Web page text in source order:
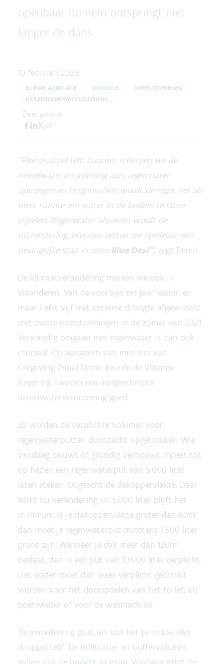
openbaar domein ontspringt niet
langer de dans.
10 februari 2023
KLIMAATADAPTATIE DROOGTE
OVERSTROMINGEN
RIOLERING EN WATERZUIVERING
Deel online
"Elke druppel telt. Daarom scherpen we de
hemelwaterverordening aan: regenwater
opvangen en hergebruiken wordt de regel, net als
meer ruimte om water in de bodem te laten
sijpelen. Regenwater afvoeren wordt de
uitzondering. Hiermee zetten we opnieuw een
belangrijke stap in onze Blue Deal", zegt Demir.
De klimaatverandering merken we ook in
Vlaanderen. Van de voorbije zes jaar waren er
maar liefst vijf met extreme droogte afgewisseld
met zware overstromingen in de zomer van 2021.
Verstandig omgaan met regenwater is dan ook
cruciaal. Op aangeven van minister van
Omgeving Zuhal Demir keurde de Vlaamse
Regering daarom een aangescherpte
hemelwaterverordening goed.
Zo worden de verplichte volumes voor
regenwaterputten doordacht opgetrokken. Wie
vandaag bouwt of grondig verbouwt, moest tot
op heden een regenwaterput van 5.000 liter
laten steken. Ongeacht de dakoppervlakte. Daar
komt nu verandering in. 5.000 liter blijft het
minimum. Is je dakoppervlakte groter dan 80m²
dan moet je regenwaterput minstens 7.500 liter
groot zijn. Wanneer je dak meer dan 120m²
beslaat, dan is een put van 10.000 liter verplicht.
Dat water moet dan weer verplicht gebruikt
worden voor het doorspoelen van het toilet, als
poetswater of voor de wasmachine.
De verordening gaat uit van het principe 'elke
druppel telt'. De infiltratie- en buffervolumes